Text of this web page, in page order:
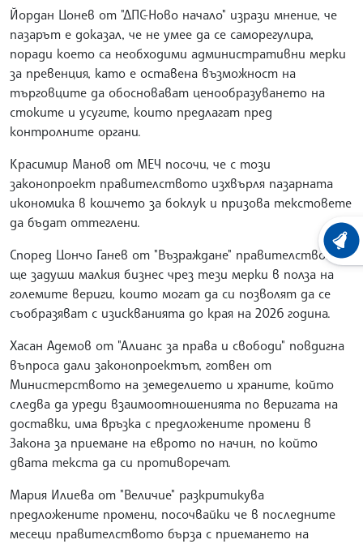
Йордан Цонев от "ДПС-Ново начало" изрази мнение, че
пазарът е доказал, че не умее да се саморегулира,
поради което са необходими административни мерки
за превенция, като е оставена възможност на
търговците да обосновават ценообразуването на
стоките и усугите, които предлагат пред
контролните органи.
Красимир Манов от МЕЧ посочи, че с този
законопроект правителството изхвърля пазарната
икономика в кошчето за боклук и призова текстовете
да бъдат оттеглени.
Според Цончо Ганев от "Възраждане" правителството
ще задуши малкия бизнес чрез тези мерки в полза на
големите вериги, които могат да си позволят да се
съобразяват с изискванията до края на 2026 година.
Хасан Адемов от "Алианс за права и свободи" повдигна
въпроса дали законопроектът, готвен от
Министерството на земеделието и храните, който
следва да уреди взаимоотношенията по веригата на
доставки, има връзка с предложените промени в
Закона за приемане на еврото по начин, по който
двата текста да си противоречат.
Мария Илиева от "Величие" разкритикува
предложените промени, посочвайки че в последните
месеци правителството бърза с приемането на